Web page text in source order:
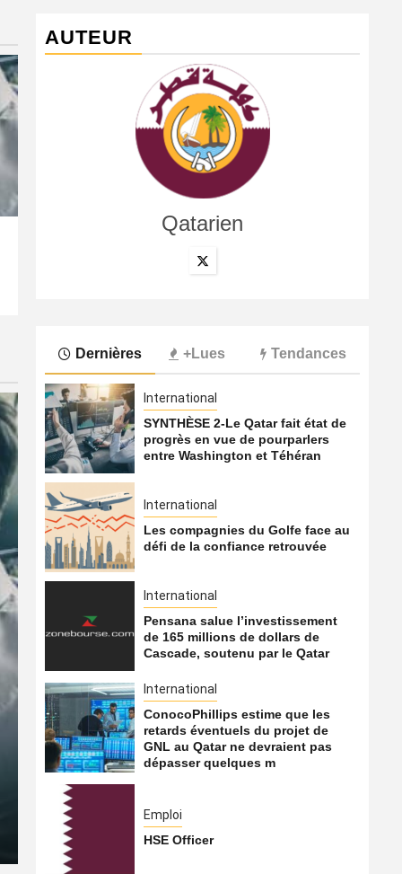
Les compagnies du Golfe face au défi de la confiance
International
Les compagnies du
retrouvée
7 août 2026
AUTEUR
Qatarien
Dernières +Lues Tendances
International
SYNTHÈSE 2-Le Qatar fait état de
progrès en vue de pourparlers
entre Washington et Téhéran
International
Les compagnies du Golfe face au
défi de la confiance retrouvée
International
Pensana salue l’investissement
de 165 millions de dollars de
Cascade, soutenu par le Qatar
International
ConocoPhillips estime que les
retards éventuels du projet de
GNL au Qatar ne devraient pas
dépasser quelques m
Emploi
HSE Officer